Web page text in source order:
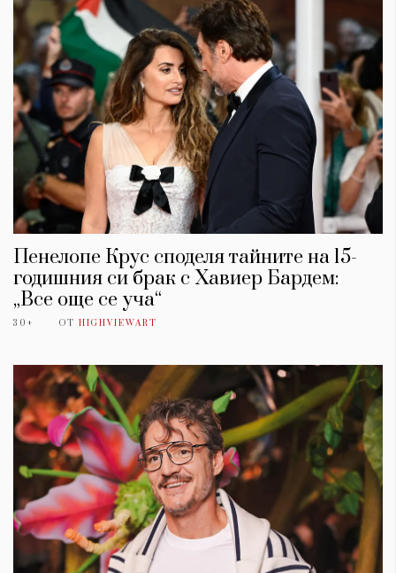
Пенелопе Крус споделя тайните на 15-
годишния си брак с Хавиер Бардем:
„Все още се уча“
30+ ОТ HIGHVIEWART